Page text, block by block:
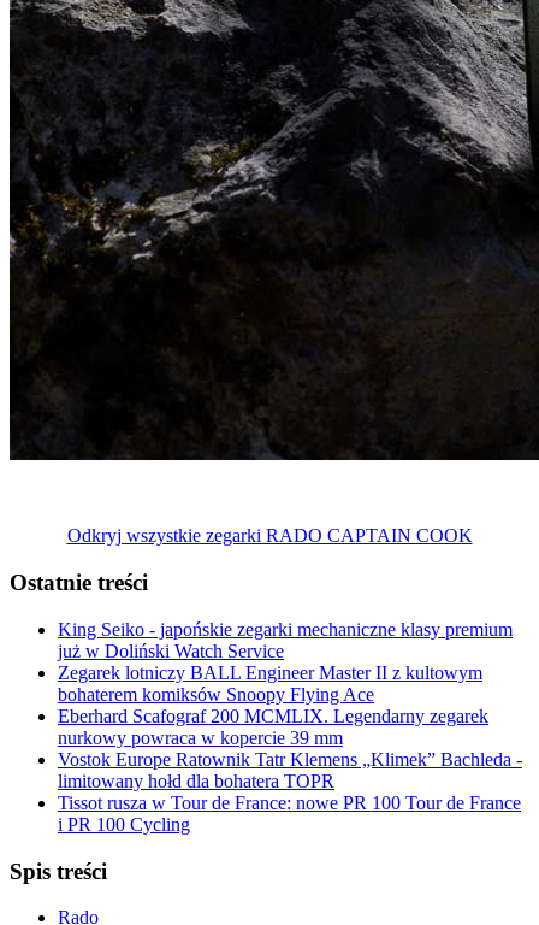
Odkryj wszystkie zegarki RADO CAPTAIN COOK
Ostatnie treści
King Seiko - japońskie zegarki mechaniczne klasy premium
już w Doliński Watch Service
Zegarek lotniczy BALL Engineer Master II z kultowym
bohaterem komiksów Snoopy Flying Ace
Eberhard Scafograf 200 MCMLIX. Legendarny zegarek
nurkowy powraca w kopercie 39 mm
Vostok Europe Ratownik Tatr Klemens „Klimek” Bachleda -
limitowany hołd dla bohatera TOPR
Tissot rusza w Tour de France: nowe PR 100 Tour de France
i PR 100 Cycling
Spis treści
Rado